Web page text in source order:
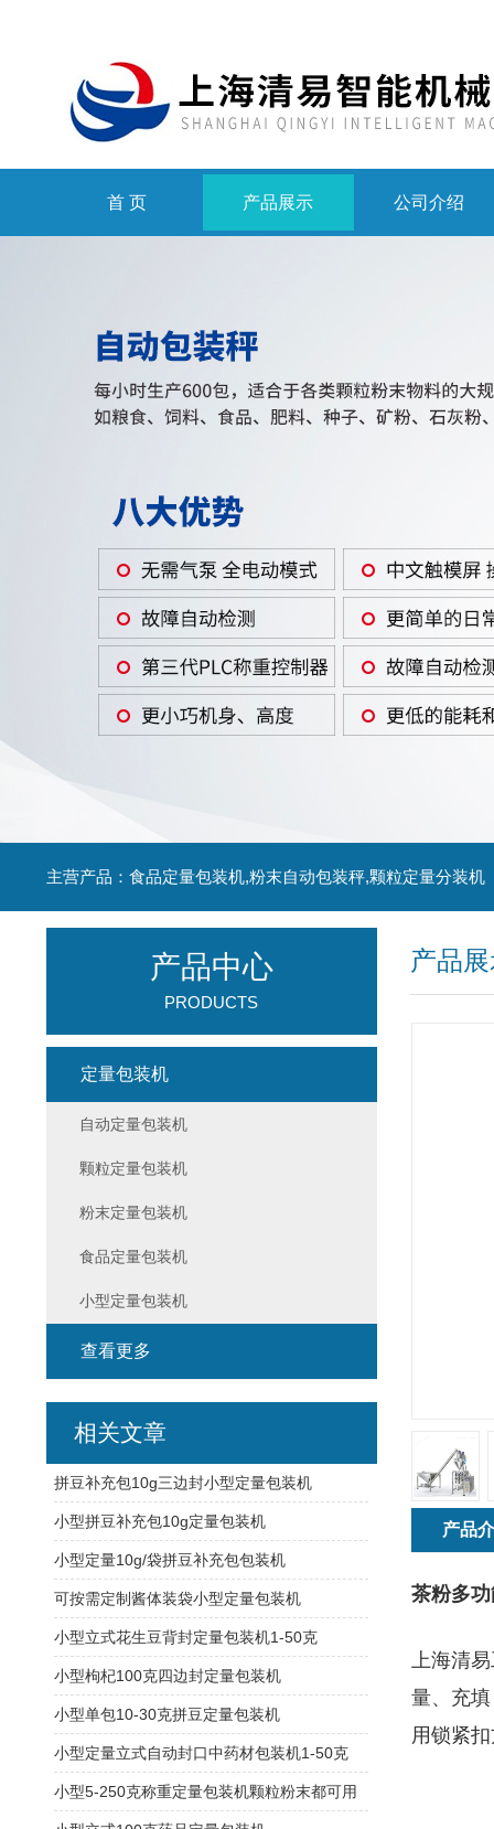
首 页 产品展示 公司介绍
主营产品：食品定量包装机,粉末自动包装秤,颗粒定量分装机
产品
产品
茶粉多
上海清
量、充
用锁紧
产品中心
PRODUCTS
定量包装机
自动定量包装机
颗粒定量包装机
粉末定量包装机
食品定量包装机
小型定量包装机
查看更多
相关文章
拼豆补充包10g三边封小型定量包装机
小型拼豆补充包10g定量包装机
小型定量10g/袋拼豆补充包包装机
可按需定制酱体装袋小型定量包装机
小型立式花生豆背封定量包装机1-50克
小型枸杞100克四边封定量包装机
小型单包10-30克拼豆定量包装机
小型定量立式自动封口中药材包装机1-50克
小型5-250克称重定量包装机颗粒粉末都可用